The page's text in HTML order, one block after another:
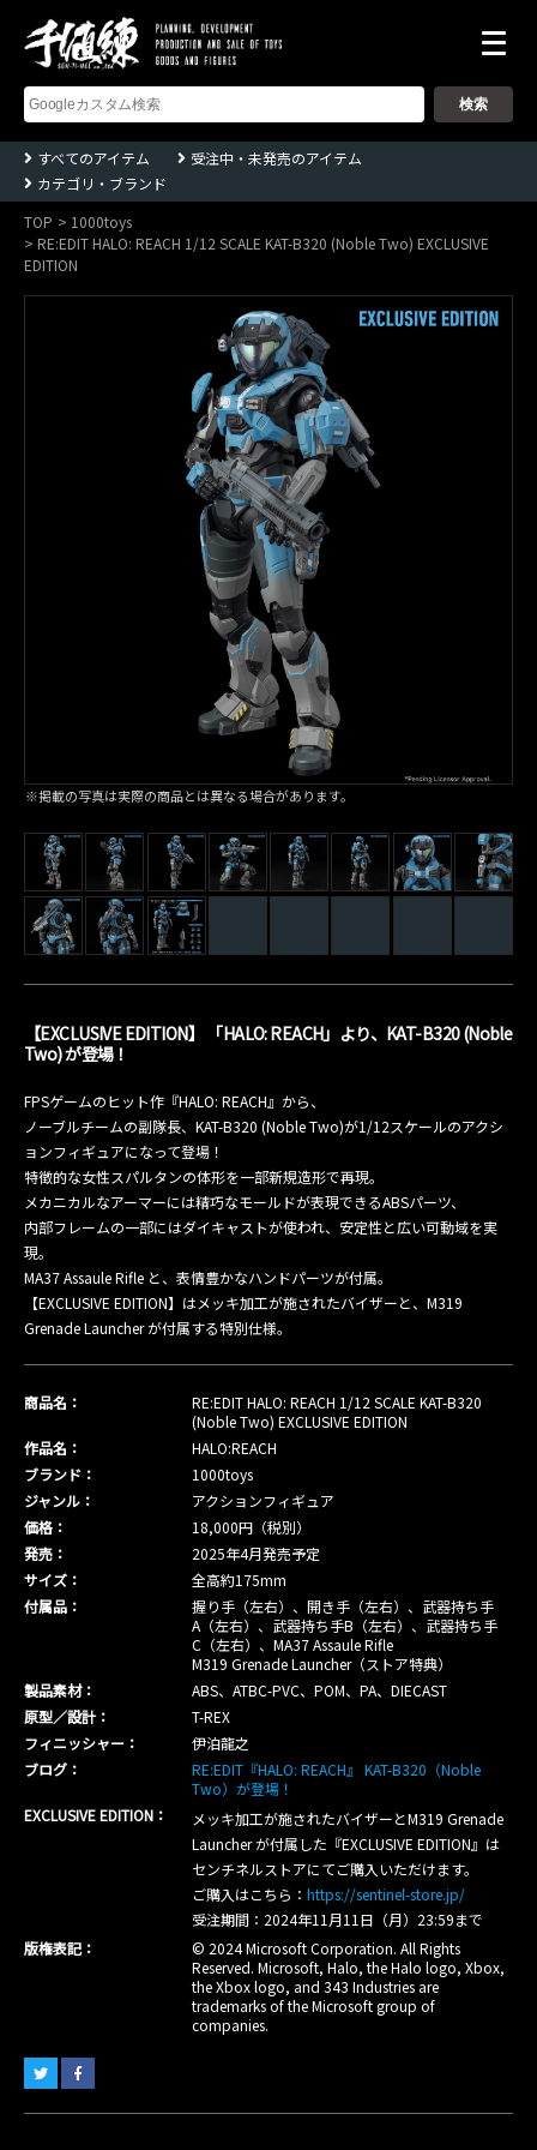
式
会
千
値
練
ー
Sentinel
co.,ltd
すべてのアイテム
受注中・未発売のアイテム
カテゴリ・ブランド
TOP
1000toys
RE:EDIT HALO: REACH 1/12 SCALE KAT-B320 (Noble Two) EXCLUSIVE
EDITION
※掲載の写真は実際の商品とは異なる場合があります。
【EXCLUSIVE EDITION】 「HALO: REACH」より、KAT-B320 (Noble
Two) が登場！
FPSゲームのヒット作『HALO: REACH』から、
ノーブルチームの副隊長、KAT-B320 (Noble Two)が1/12スケールのアクシ
ョンフィギュアになって登場！
特徴的な女性スパルタンの体形を一部新規造形で再現。
メカニカルなアーマーには精巧なモールドが表現できるABSパーツ、
内部フレームの一部にはダイキャストが使われ、安定性と広い可動域を実
現。
MA37 Assaule Rifle と、表情豊かなハンドパーツが付属。
【EXCLUSIVE EDITION】はメッキ加工が施されたバイザーと、M319
Grenade Launcher が付属する特別仕様。
商品名：
RE:EDIT HALO: REACH 1/12 SCALE KAT-B320
(Noble Two) EXCLUSIVE EDITION
作品名：
HALO:REACH
ブランド：
1000toys
ジャンル：
アクションフィギュア
価格：
18,000円（税別）
発売：
2025年4月発売予定
サイズ：
全高約175mm
付属品：
握り手（左右）、開き手（左右）、武器持ち手
A（左右）、武器持ち手B（左右）、武器持ち手
C（左右）、MA37 Assaule Rifle
M319 Grenade Launcher（ストア特典）
製品素材：
ABS、ATBC-PVC、POM、PA、DIECAST
原型／設計：
T-REX
フィニッシャー：
伊泊龍之
ブログ：
RE:EDIT『HALO: REACH』 KAT-B320（Noble
Two）が登場！
EXCLUSIVE EDITION：
メッキ加工が施されたバイザーとM319 Grenade
Launcher が付属した『EXCLUSIVE EDITION』は
センチネルストアにてご購入いただけます。
ご購入はこちら： https://sentinel-store.jp/
受注期間：2024年11月11日（月）23:59まで
版権表記：
© 2024 Microsoft Corporation. All Rights
Reserved. Microsoft, Halo, the Halo logo, Xbox,
the Xbox logo, and 343 Industries are
trademarks of the Microsoft group of
companies.